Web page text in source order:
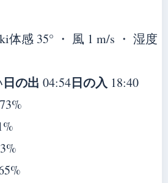
体感 35° ・ 風 1 m/s ・ 湿度
日の出 04:54日の入 18:40
73%